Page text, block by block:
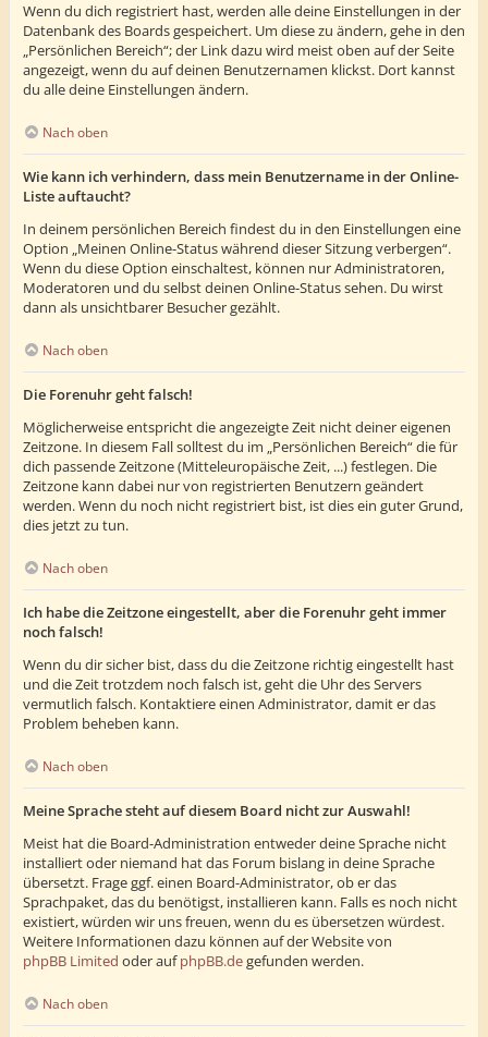
Wenn du dich registriert hast, werden alle deine Einstellungen in der
Datenbank des Boards gespeichert. Um diese zu ändern, gehe in den
„Persönlichen Bereich“; der Link dazu wird meist oben auf der Seite
angezeigt, wenn du auf deinen Benutzernamen klickst. Dort kannst
du alle deine Einstellungen ändern.
Nach oben
Wie kann ich verhindern, dass mein Benutzername in der Online-
Liste auftaucht?
In deinem persönlichen Bereich findest du in den Einstellungen eine
Option „Meinen Online-Status während dieser Sitzung verbergen“.
Wenn du diese Option einschaltest, können nur Administratoren,
Moderatoren und du selbst deinen Online-Status sehen. Du wirst
dann als unsichtbarer Besucher gezählt.
Nach oben
Die Forenuhr geht falsch!
Möglicherweise entspricht die angezeigte Zeit nicht deiner eigenen
Zeitzone. In diesem Fall solltest du im „Persönlichen Bereich“ die für
dich passende Zeitzone (Mitteleuropäische Zeit, ...) festlegen. Die
Zeitzone kann dabei nur von registrierten Benutzern geändert
werden. Wenn du noch nicht registriert bist, ist dies ein guter Grund,
dies jetzt zu tun.
Nach oben
Ich habe die Zeitzone eingestellt, aber die Forenuhr geht immer
noch falsch!
Wenn du dir sicher bist, dass du die Zeitzone richtig eingestellt hast
und die Zeit trotzdem noch falsch ist, geht die Uhr des Servers
vermutlich falsch. Kontaktiere einen Administrator, damit er das
Problem beheben kann.
Nach oben
Meine Sprache steht auf diesem Board nicht zur Auswahl!
Meist hat die Board-Administration entweder deine Sprache nicht
installiert oder niemand hat das Forum bislang in deine Sprache
übersetzt. Frage ggf. einen Board-Administrator, ob er das
Sprachpaket, das du benötigst, installieren kann. Falls es noch nicht
existiert, würden wir uns freuen, wenn du es übersetzen würdest.
Weitere Informationen dazu können auf der Website von
phpBB Limited oder aufphpBB.degefunden werden.
Nach oben